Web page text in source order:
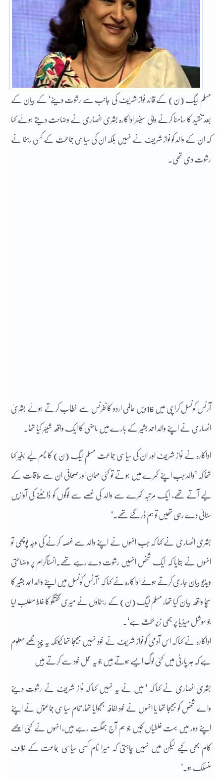
مسلم لیگ (ن) کے قائد نواز شریف کی جانب سے رشوت دینے‘ کے بیان کے
بعد تنقید کا سامنا کرنے والی سینئر اداکارہ بشریٰ انصاری نے وضاحت دیتے ہوئے کہا
کہ ان کے والد کو نواز شریف نے نہیں بلکہ ان کی سیاسی جماعت کے کسی رہنما نے
رشوت دی تھی۔
آرٹس کونسل کراچی میں 16ویں عالمی اردو کانفرنس سے خطاب کرتے ہوئے بشریٰ
انصاری نے اپنے والد احمد بشیر کے بارے میں ماضی کا ایک واقعہ شیئر کیا تھا۔
اداکارہ نے نواز شریف اور ان کی سیاسی جماعت مسلم لیگ (ن) کا نام لیے بغیر کہا
تھا کہ ’والد جب اپنے کمرے میں ہوتے تو کئی مہمان اور صحافی ان سے ملاقات کے
لیے آتے تھے، ایک مرتبہ کمرے سے والد کی غصے سے لوگوں کو ڈانٹنے کی آوازیں
سنائی دے رہی تھیں تو ہم ڈر گئے تھے۔‘
بشریٰ انصاری نے کہا کہ جب انہوں نے اپنے والد سے غصہ کرنے کی وجہ پوچھی تو
انہوں نے بتایا کہ ایک شخص انہیں رشوت دے رہے تھے۔انسٹاگرام پر وضاحتی
ویڈیو بیان جاری کرتے ہوئے اداکارہ نے کہا کہ ’آرٹس کونسل میں اپنے والد احمد بشیر کا
سچا واقعہ بیان کیا تھا، مسلم لیگ (ن) کے رہنماؤں نے میری گفتگو کا غلط مطلب لیا
جو سوشل میڈیا پر بھی زیر بحث ہے‘۔
اداکارہ نے کہا کہ اس آدمی کو نواز شریف نے خود نہیں بھیجا تھا کیونکہ یہ چیز مجھے معلوم
ہے کہ ہر پارٹی میں کئی لوگ ایسے ہوتے ہیں جو یہ عمل خود سے کرتے ہیں
بشریٰ انصاری نے کہا کہ ’ میں نے یہ نہیں کہا کہ نواز شریف نے رشوت دینے
والے شخص کو بھیجا تھا یا انہوں نے خود لفافہ بھجوایا تھا، تمام سیاسی جماعتوں نے اپنے
اپنے دور میں بہت غلطیاں کیں جو ہم آج بھگت رہے ہیں، انہوں نے کئی اچھے
کام بھی کیے لیکن میں نہیں چاہتی کہ میرا نام کسی سیاسی جماعت کے خلاف
منسلک ہو۔’